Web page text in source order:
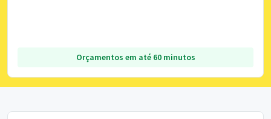
Orçamentos em até 60 minutos